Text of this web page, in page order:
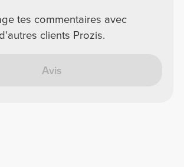
tes commentaires avec
d'autres clients Prozis.
Avis